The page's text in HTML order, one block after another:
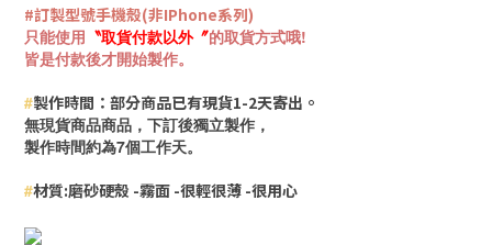
#訂製型號手機殼(非IPhone系列)
只能使用 〝取貨付款以外〞的取貨方式哦!
皆是付款後才開始製作。
#製作時間：部分商品已有現貨1-2天寄出。
無現貨商品商品，下訂後獨立製作，
製作時間約為7個工作天。
#材質:磨砂硬殼 -霧面 -很輕很薄 -很用心